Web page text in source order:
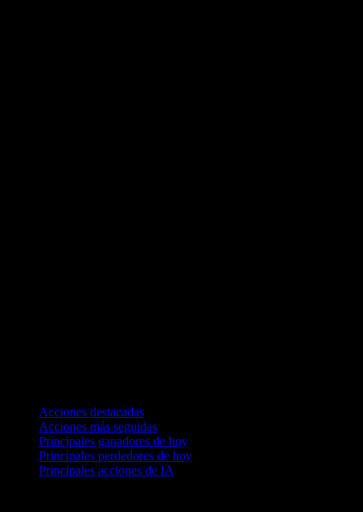
Acciones destacadas
Acciones más seguidas
Principales ganadores de hoy
Principales perdedores de hoy
Principales acciones de IA